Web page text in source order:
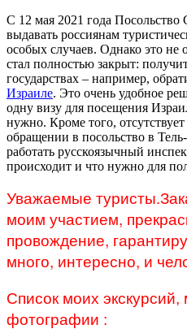
С 12 мая 2021 года
выдавать россиянам
особых случаев. Однако это не
стал полностью закрыт:
государствах – например,
Израиле. Это очень удобное
одну визу для посещения
нужно. Кроме того,
обращении в посольство в
работать русскоязычный
происходит и что нужно для
Уважаемые
моим участием,
провождение,
много, интересно, и
Список моих экскурсий,
фотографии :